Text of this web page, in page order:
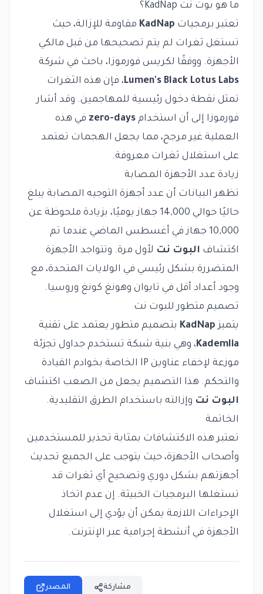
ما هو بوت نت KadNap؟
تعتبر برمجيات KadNap مقاومة للإزالة، حيث
تستغل ثغرات لم يتم تصحيحها من قبل مالكي
الأجهزة. ووفقًا لكريس فورموزا، باحث في شركة
Lumen's Black Lotus Labs، فإن هذه الثغرات
تمثل نقطة دخول رئيسية للمهاجمين. وقد أشار
فورموزا إلى أن استخدام zero-days في هذه
العملية غير مرجح، مما يجعل الهجمات تعتمد
على استغلال ثغرات معروفة.
زيادة عدد الأجهزة المصابة
تظهر البيانات أن عدد أجهزة التوجيه المصابة يبلغ
حاليًا حوالي 14,000 جهاز يوميًا، بزيادة ملحوظة عن
10,000 جهاز في أغسطس الماضي عندما تم
اكتشاف البوت نت لأول مرة. وتتواجد الأجهزة
المتضررة بشكل رئيسي في الولايات المتحدة، مع
وجود أعداد أقل في تايوان وهونغ كونغ وروسيا.
تصميم متطور للبوت نت
يتميز KadNap بتصميم متطور يعتمد على تقنية
Kademlia، وهي بنية شبكة تستخدم جداول تجزئة
موزعة لإخفاء عناوين IP الخاصة بخوادم القيادة
والتحكم. هذا التصميم يجعل من الصعب اكتشاف
البوت نت وإزالته باستخدام الطرق التقليدية.
الخاتمة
تعتبر هذه الاكتشافات بمثابة تحذير للمستخدمين
وأصحاب الأجهزة، حيث يتوجب على الجميع تحديث
أجهزتهم بشكل دوري وتصحيح أي ثغرات قد
تستغلها البرمجيات الخبيثة. إن عدم اتخاذ
الإجراءات اللازمة يمكن أن يؤدي إلى استغلال
الأجهزة في أنشطة إجرامية عبر الإنترنت.
المصدر مشاركة